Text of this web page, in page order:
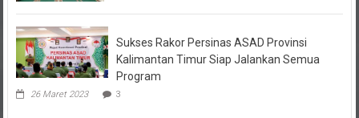
Kalimantan Timur Siap Jalankan Semua
Program
26 Maret 2023 3